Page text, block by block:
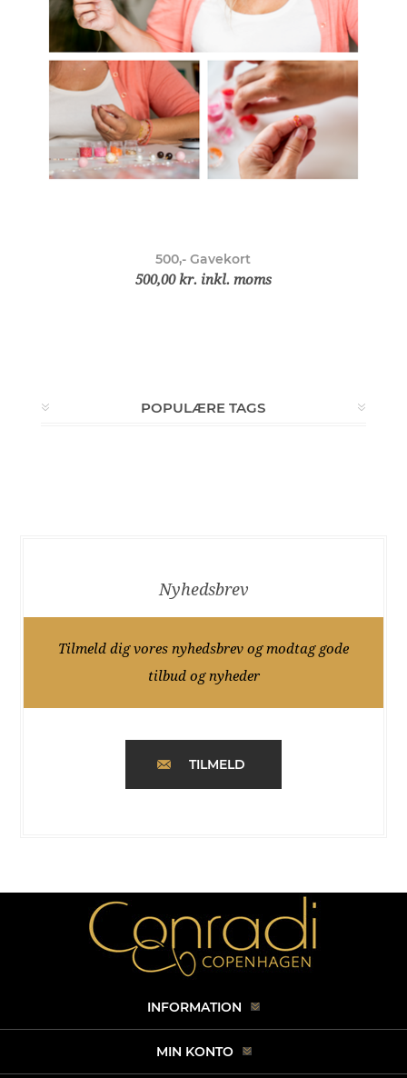
500,- Gavekort
500,00 kr. inkl. moms
POPULÆRE TAGS
Nyhedsbrev
Tilmeld dig vores nyhedsbrev og modtag gode
tilbud og nyheder
TILMELD
INFORMATION
MIN KONTO